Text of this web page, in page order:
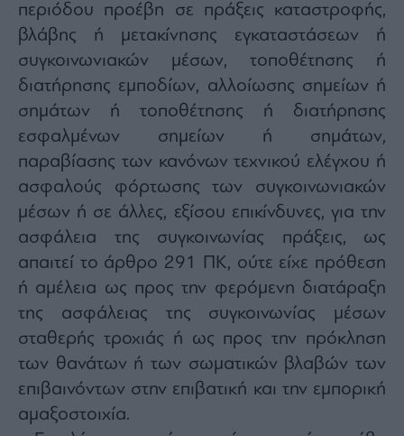
περιόδου προέβη σε πράξεις καταστροφής,
βλάβης ή μετακίνησης εγκαταστάσεων ή
συγκοινωνιακών μέσων, τοποθέτησης ή
διατήρησης εμποδίων, αλλοίωσης σημείων ή
σημάτων ή τοποθέτησης ή διατήρησης
εσφαλμένων σημείων ή σημάτων,
παραβίασης των κανόνων τεχνικού ελέγχου ή
ασφαλούς φόρτωσης των συγκοινωνιακών
μέσων ή σε άλλες, εξίσου επικίνδυνες, για την
ασφάλεια της συγκοινωνίας πράξεις, ως
απαιτεί το άρθρο 291 ΠΚ, ούτε είχε πρόθεση
ή αμέλεια ως προς την φερόμενη διατάραξη
της ασφάλειας της συγκοινωνίας μέσων
σταθερής τροχιάς ή ως προς την πρόκληση
των θανάτων ή των σωματικών βλαβών των
επιβαινόντων στην επιβατική και την εμπορική
αμαξοστοιχία.